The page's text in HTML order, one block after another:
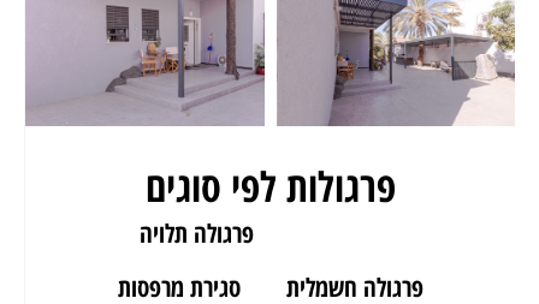
פרגולות לפי סוגים
פרגולה תלויה
פרגולה חשמלית
סגירת מרפסות